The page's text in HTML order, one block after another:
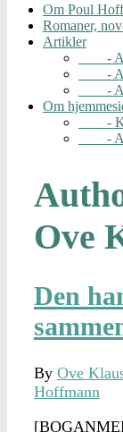
Om Poul
Romaner,
Artikler
-
-
-
Om
-
-
Ove
Den
By Ove
Hoffmann